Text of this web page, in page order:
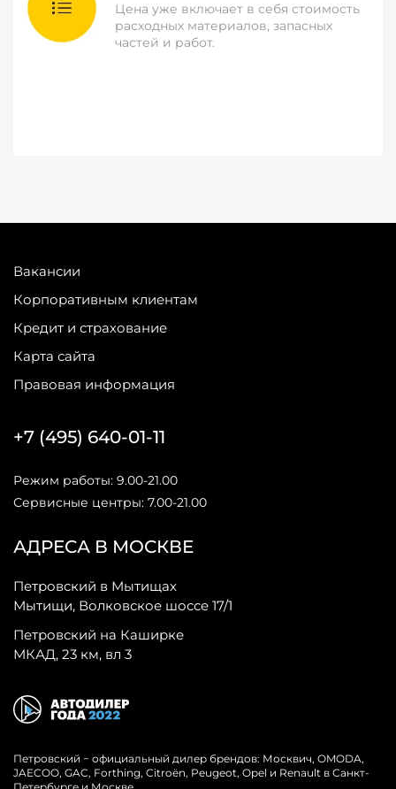
Цена уже включает в себя стоимость
расходных материалов, запасных
частей и работ.
Вакансии
Корпоративным клиентам
Кредит и страхование
Карта сайта
Правовая информация
АДРЕСА В МОСКВЕ
Петровский в Мытищах
Мытищи, Волковское шоссе 17/1
Петровский на Каширке
МКАД, 23 км, вл 3
+7 (495) 640-01-11
Режим работы: 9.00-21.00
Сервисные центры: 7.00-21.00
Петровский − официальный дилер брендов: Москвич, OMODA,
JAECOO, GAC, Forthing, Citroёn, Peugeot, Opel и Renault в Санкт-